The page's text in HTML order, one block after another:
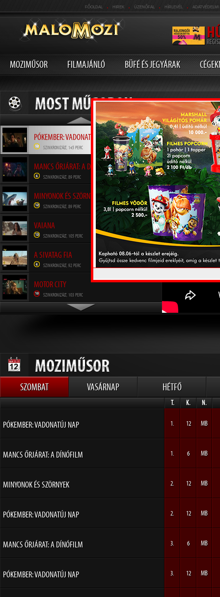
FŐOLDAL . HIREK . ÜZENŐFAL . HÍRLEVÉL . ADATVÉDELMI
MOZIMŰSOR FILMAJÁNLÓ BÜFÉ ÉS JEGYÁRAK
ODÜSSZEIA
SZINKRONIZÁLT, 174 PERC
PÓKEMBER: VADONATÚJ NAP
SZINKRONIZÁLT, 145 PERC
MANCS ŐRJÁRAT: A DÍNÓFILM
SZINKRONIZÁLT, 89 PERC
MINYONOK ÉS SZÖRNYEK
SZINKRONIZÁLT, 89 PERC
VAIANA
SZINKRONIZÁLT, 105 PERC
A SIVATAG FIA
SZINKRONIZÁLT, 92 PERC
MOTOR CITY
SZINKRONIZÁLT, 103 PERC
TOY STORY 5.
SZOMBAT VASÁRNAP HÉTFŐ
T. K. N.
PÓKEMBER: VADONATÚJ NAP 1. 12 MB
MANCS ŐRJÁRAT: A DÍNÓFILM 1. 6 MB
MINYONOK ÉS SZÖRNYEK 2. 12 MB
PÓKEMBER: VADONATÚJ NAP 2. 12 MB
MANCS ŐRJÁRAT: A DÍNÓFILM 3. 6 MB
PÓKEMBER: VADONATÚJ NAP 3. 12 MB